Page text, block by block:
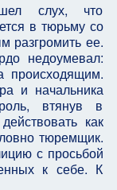
слух, что
в тюрьму со
разгромить ее.
недоумевал:
и начальника
втянув в
как
тюремщик.
с просьбой
к себе. К